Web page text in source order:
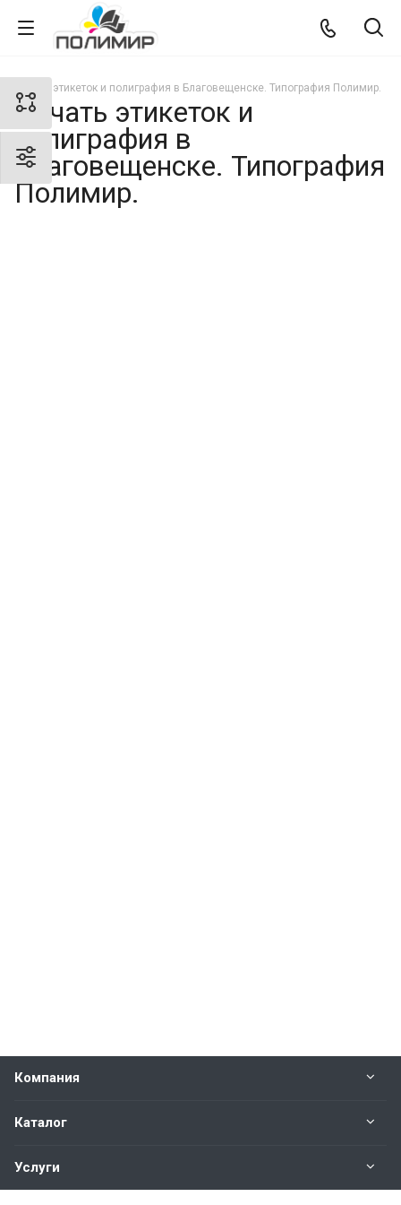
Печать этикеток и полиграфия в Благовещенске. Типография Полимир.
Печать этикеток и
полиграфия в
Благовещенске. Типография
Полимир.
Компания
Каталог
Услуги